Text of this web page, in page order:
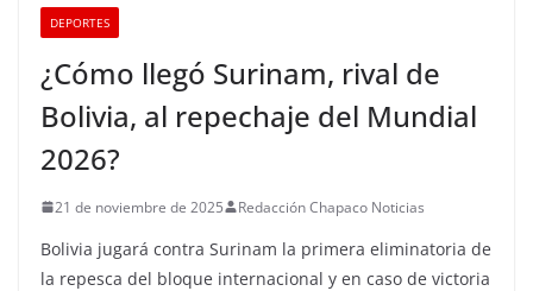
DEPORTES
¿Cómo llegó Surinam, rival de
Bolivia, al repechaje del Mundial
2026?
21 de noviembre de 2025 Redacción Chapaco Noticias
Bolivia jugará contra Surinam la primera eliminatoria de
la repesca del bloque internacional y en caso de victoria